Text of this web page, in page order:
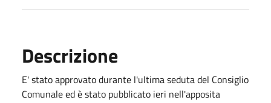
Descrizione
E' stato approvato durante l'ultima seduta del Consiglio
Comunale ed è stato pubblicato ieri nell'apposita